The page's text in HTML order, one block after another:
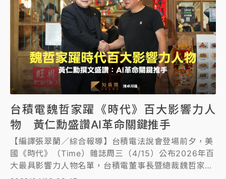
台積電魏哲家躍《時代》百大影響力人
物 黃仁勳盛讚AI革命關鍵推手
【編譯張翠蘭／綜合報導】台積電法說會登場前夕，美
國《時代》（Time）雜誌周三（4/15）公布2026年百
大最具影響力人物名單，台積電董事長暨總裁魏哲家入